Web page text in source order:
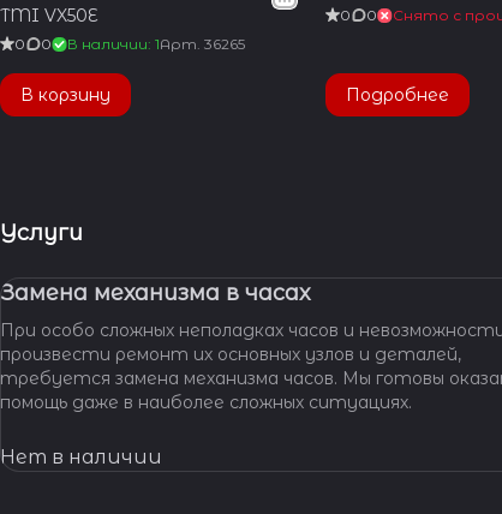
TMI VX50E
0 0 В наличии: 1Арт. 36265
В корзину
0 0 Снято с
Подробнее
Услуги
Замена механизма в часах
При особо сложных неполадках часов и
произвести ремонт их основных узлов и деталей,
требуется замена механизма часов. Мы готовы оказать
помощь даже в наиболее сложных ситуациях.
Нет в наличии